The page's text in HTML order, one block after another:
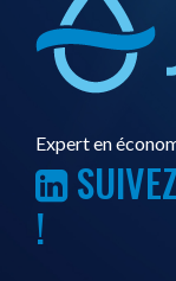
Expert en
!